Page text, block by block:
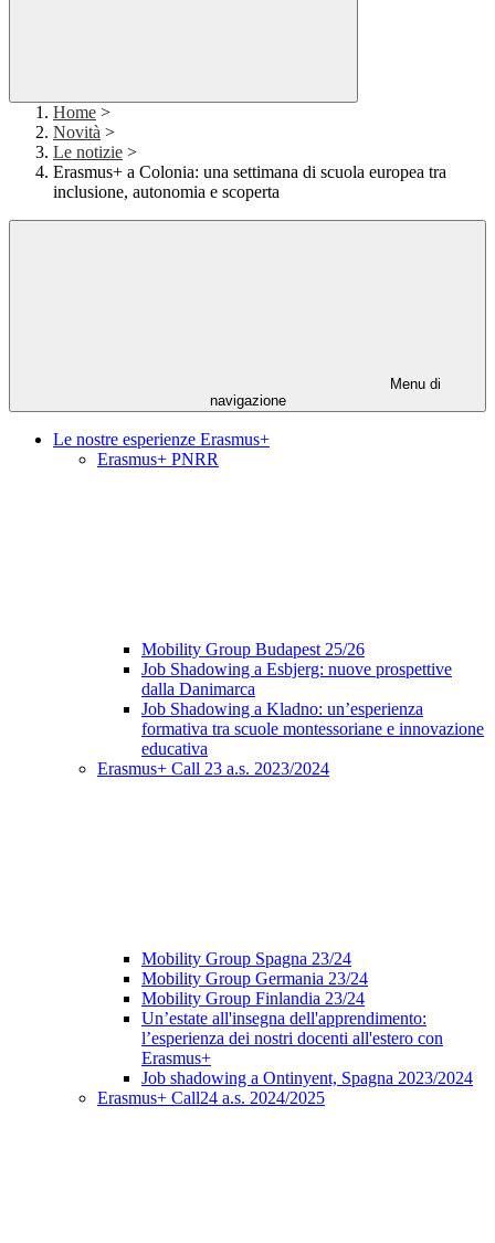
Home >
Novità >
Le notizie >
Erasmus+ a Colonia: una settimana di scuola europea tra
inclusione, autonomia e scoperta
Menu di
navigazione
Le nostre esperienze Erasmus+
Erasmus+ PNRR
Mobility Group Budapest 25/26
Job Shadowing a Esbjerg: nuove prospettive
dalla Danimarca
Job Shadowing a Kladno: un’esperienza
formativa tra scuole montessoriane e innovazione
educativa
Erasmus+ Call 23 a.s. 2023/2024
Mobility Group Spagna 23/24
Mobility Group Germania 23/24
Mobility Group Finlandia 23/24
Un’estate all'insegna dell'apprendimento:
l’esperienza dei nostri docenti all'estero con
Erasmus+
Job shadowing a Ontinyent, Spagna 2023/2024
Erasmus+ Call24 a.s. 2024/2025